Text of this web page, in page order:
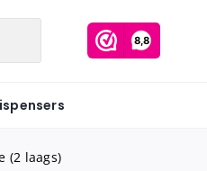
(2 laags)